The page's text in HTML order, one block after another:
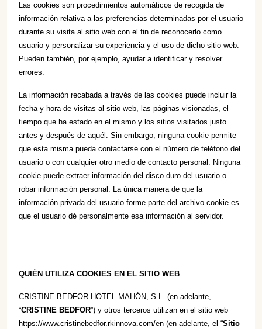
Hotel: +34 971 635 502
+34 687 88 28 88
mahon@cristinebedfor.com
Las cookies son procedimientos automáticos de recogida de
información relativa a las preferencias determinadas por el usuario
durante su visita al sitio web con el fin de reconocerlo como
usuario y personalizar su experiencia y el uso de dicho sitio web.
Pueden también, por ejemplo, ayudar a identificar y resolver
errores.
La información recabada a través de las cookies puede incluir la
fecha y hora de visitas al sitio web, las páginas visionadas, el
tiempo que ha estado en el mismo y los sitios visitados justo
antes y después de aquél. Sin embargo, ninguna cookie permite
que esta misma pueda contactarse con el número de teléfono del
usuario o con cualquier otro medio de contacto personal. Ninguna
cookie puede extraer información del disco duro del usuario o
robar información personal. La única manera de que la
información privada del usuario forme parte del archivo cookie es
que el usuario dé personalmente esa información al servidor.
QUIÉN UTILIZA COOKIES EN EL SITIO WEB
CRISTINE BEDFOR HOTEL MAHÓN, S.L. (en adelante,
“CRISTINE BEDFOR”) y otros terceros utilizan en el sitio web
https://www.cristinebedfor.rkinnova.com/en (en adelante, el “Sitio